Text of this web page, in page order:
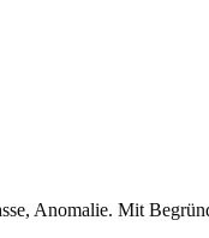
Anomalie. Mit